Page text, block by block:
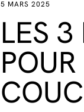
5 MARS 2025
LES 3